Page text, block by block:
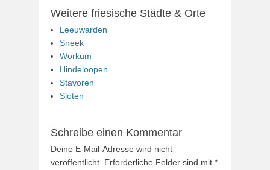
Weitere friesische Städte & Orte
Leeuwarden
Sneek
Workum
Hindeloopen
Stavoren
Sloten
Schreibe einen Kommentar
Deine E-Mail-Adresse wird nicht
veröffentlicht. Erforderliche Felder sind mit *